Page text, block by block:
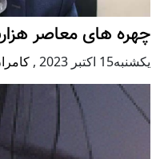
چهره های معاصر
يكشنبه15 اكتبر 2023 ,